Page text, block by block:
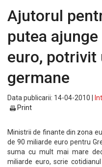
Ajutorul
putea
euro, potrivit
germane
Data publicarii: 14-04-2010 |
Print
Ministrii de finante din zona
de 90 miliarde euro pentru
suma cu mult mai mare
miliarde euro, scrie